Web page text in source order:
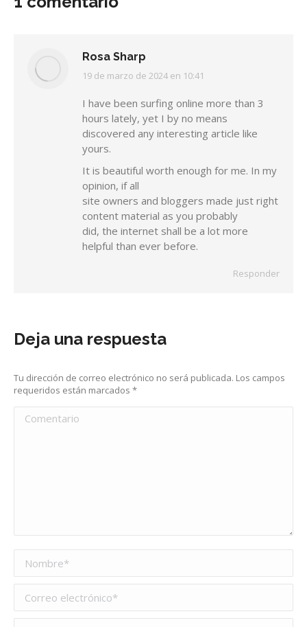
Rosa Sharp
dice:
19 de marzo de 2024 en 10:41
I have been surfing online more than 3
hours lately, yet I by no means
discovered any interesting article like
yours.
It is beautiful worth enough for me. In my
opinion, if all
site owners and bloggers made just right
content material as you probably
did, the internet shall be a lot more
helpful than ever before.
Responder
Deja una respuesta
Tu dirección de correo electrónico no será publicada. Los campos
requeridos están marcados *
Comentario
Nombre *
Correo electrónico *